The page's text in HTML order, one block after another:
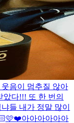
음이 멈추질 않아
았다!!! 또 한 번의
들 내가 정말 많이
아아아아아아